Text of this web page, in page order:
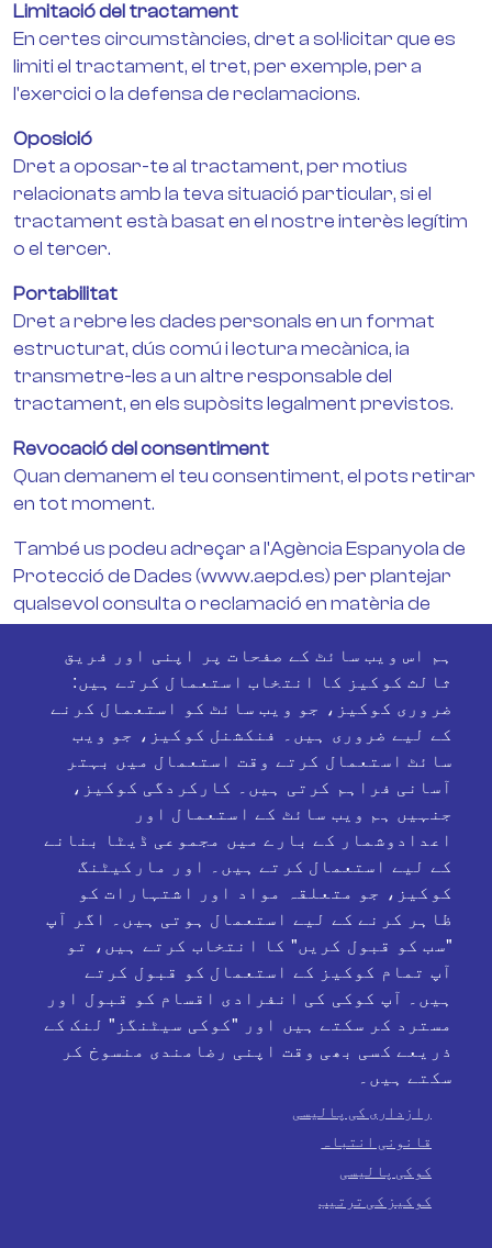
Limitació del tractament
En certes circumstàncies, dret a sol·licitar que es
limiti el tractament, el tret, per exemple, per a
l'exercici o la defensa de reclamacions.
Oposició
Dret a oposar-te al tractament, per motius
relacionats amb la teva situació particular, si el
tractament està basat en el nostre interès legítim
o el tercer.
Portabilitat
Dret a rebre les dades personals en un format
estructurat, dús comú i lectura mecànica, ia
transmetre-les a un altre responsable del
tractament, en els supòsits legalment previstos.
Revocació del consentiment
Quan demanem el teu consentiment, el pots retirar
en tot moment.
També us podeu adreçar a l'Agència Espanyola de
Protecció de Dades (www.aepd.es) per plantejar
qualsevol consulta o reclamació en matèria de
protecció de dades.
Share
Facebook
Twitter
WhatsApp
Email
معاون ادارے
ہم اس ویب سائٹ کے صفحات پر اپنی اور فریق
ثالث کوکیز کا انتخاب استعمال کرتے ہیں:
ضروری کوکیز، جو ویب سائٹ کو استعمال کرنے
کے لیے ضروری ہیں۔ فنکشنل کوکیز، جو ویب
سائٹ استعمال کرتے وقت استعمال میں بہتر
آسانی فراہم کرتی ہیں۔ کارکردگی کوکیز،
جنہیں ہم ویب سائٹ کے استعمال اور
اعدادوشمار کے بارے میں مجموعی ڈیٹا بنانے
کے لیے استعمال کرتے ہیں۔ اور مارکیٹنگ
کوکیز، جو متعلقہ مواد اور اشتہارات کو
ظاہر کرنے کے لیے استعمال ہوتی ہیں۔ اگر آپ
"سب کو قبول کریں" کا انتخاب کرتے ہیں، تو
آپ تمام کوکیز کے استعمال کو قبول کرتے
ہیں۔ آپ کوکی کی انفرادی اقسام کو قبول اور
مسترد کر سکتے ہیں اور "کوکی سیٹنگز" لنک ​​کے
ذریعے کسی بھی وقت اپنی رضامندی منسوخ کر
سکتے ہیں۔
رازداری کی پالیسی
قانونی انتباہ
کوکی پالیسی
کوکیز کی ترتیب